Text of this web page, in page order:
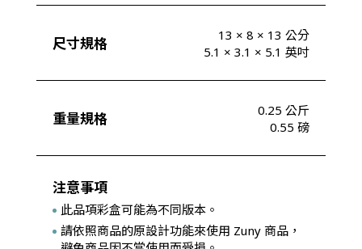
尺寸規格
13 × 8 × 13 公分
5.1 × 3.1 × 5.1 英吋
重量規格
0.25 公斤
0.55 磅
注意事項
此品項彩盒可能為不同版本。
請依照商品的原設計功能來使用 Zuny 商品，